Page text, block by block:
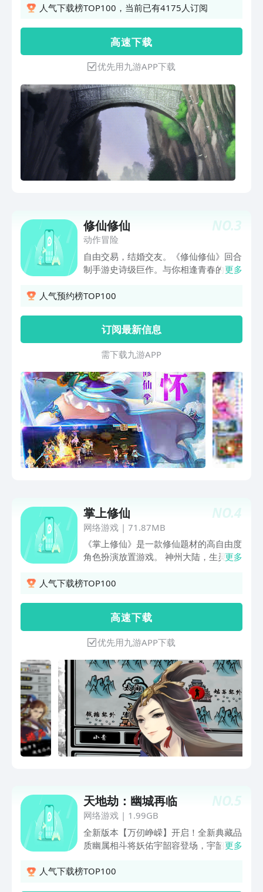
合的机缘门派，走向人生巅峰。 你将拥
涨阅历、练修为 你将斩妖除魔：打个人
boss、挑战无限副本 你将邂逅专属仙
缘：与心爱的仙侣喜结连理，生个贵子
《仙侠第一放置》，与道友共觅仙缘。
人气下载榜TOP100，当前已有4175人订阅
高 速 下 载
优先用九游APP下载
NO.3
修仙修仙
动作冒险
自由交易，结婚交友。《修仙修仙》回合
制手游史诗级巨作。与你相逢青春的每个
国民手游《修仙修仙》手游，由金牌团队
爱人物，精美场景丰富玩法，自由交易，
婚恋交友，超高人气，引爆潮流，构筑属
于亿万玩家的修仙家园。 还在等什么？
握好手中剑，迎接全新的修仙之旅吧！
游戏特色 梦幻情怀 万人同服?快乐修仙
经典回合 组队 P K 秒爆装备 自由交易 任
意摆摊 公平免费 结婚交友 同城语音 亲密
社交
更多
人气预约榜TOP100
订阅最新信息
需 下 载 九 游 A P P
NO.4
掌上修仙
网络游戏| 71.87MB
《掌上修仙》是一款修仙题材的高自由度
角色扮演放置游戏。 神州大陆，生灵初
途。数万年后，人才辈出，宗门林立，迎
更多
人气下载榜TOP100
高 速 下 载
优先用九游APP下载
NO.5
天地劫：幽城再临
网络游戏| 1.99GB
全新版本【万仞峥嵘】开启！全新典藏品
质幽属相斗将妖佑宇韶容登场，宇韶容重
登场，完成活动内容，兑换丰厚奖励！限
更多
人气下载榜TOP100